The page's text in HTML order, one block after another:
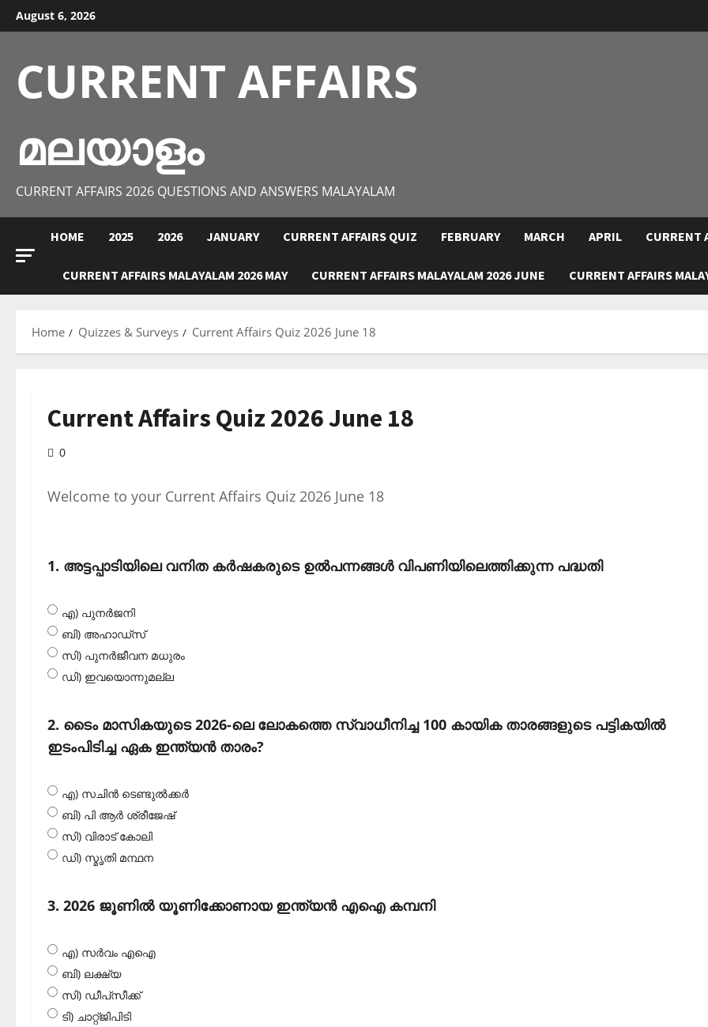
Skip
to
August 6, 2026
CURRENT AFFAIRS
മലയാളം
CURRENT AFFAIRS 2026 QUESTIONS AND ANSWERS MALAYALAM
HOME 2025 2026 JANUARY CURRENT AFFAIRS QUIZ FEBRUARY MARCH APRIL CURRENT
CURRENT AFFAIRS MALAYALAM 2026 MAY CURRENT AFFAIRS MALAYALAM 2026 JUNE CURRENT AFFAIRS
Home Quizzes & Surveys Current Affairs Quiz 2026 June 18
Current Affairs Quiz 2026 June 18
0
Welcome to your Current Affairs Quiz 2026 June 18
1. അട്ടപ്പാടിയിലെ വനിത കര്‍ഷകരുടെ ഉല്‍പന്നങ്ങള്‍ വിപണിയിലെത്തിക്കുന്ന പദ്ധതി
എ) പുനര്‍ജനി
ബി) അഹാഡ്‌സ്
സി) പുനര്‍ജീവന മധുരം
ഡി) ഇവയൊന്നുമല്ല
2. ടൈം മാസികയുടെ 2026-ലെ ലോകത്തെ സ്വാധീനിച്ച 100 കായിക താരങ്ങളുടെ പട്ടികയില്‍
ഇടംപിടിച്ച ഏക ഇന്ത്യന്‍ താരം?
എ) സചിന്‍ ടെണ്ടുല്‍ക്കര്‍
ബി) പി ആര്‍ ശ്രീജേഷ്
സി) വിരാട് കോലി
ഡി) സ്മൃതി മന്ഥന
3. 2026 ജൂണില്‍ യൂണിക്കോണായ ഇന്ത്യന്‍ എഐ കമ്പനി
എ) സര്‍വം എഐ
ബി) ലക്ഷ്യ
സി) ഡീപ്‌സീക്ക്
ടി) ചാറ്റ്ജിപിടി